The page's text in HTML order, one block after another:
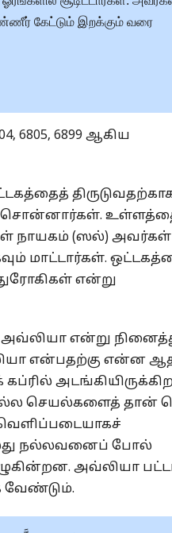
கேட்டும் இறக்கும் வரை
6805, 6899 ஆகிய
சொன்னார்கள்.
நாயகம் (ஸல்) அவர்கள்
மாட்டார்கள்.
என்று
என்று
என்பதற்கு என்ன
செயல்களைத் தான்
நல்லவனைப் போல்
அவ்லியா
வேண்டும்.